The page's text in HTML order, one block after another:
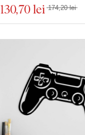
130,70 lei 174,20 lei